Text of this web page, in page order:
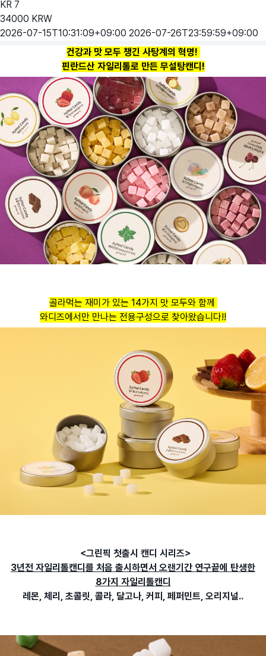
KR 7
34000 KRW
2026-07-15T10:31:09+09:00 2026-07-26T23:59:59+09:00
건강과 맛 모두 챙긴 사탕계의 혁명!
핀란드산 자일리톨로 만든 무설탕캔디!
골라먹는 재미가 있는 14가지 맛 모두와 함께
와디즈에서만 만나는 전용구성으로 찾아왔습니다!!
<그린픽 첫출시 캔디 시리즈>
3년전 자일리톨캔디를 처음 출시하면서 오랜기간 연구끝에 탄생한
8가지 자일리톨캔디
레몬, 체리, 초콜릿, 콜라, 달고나, 커피, 페퍼민트, 오리지널..